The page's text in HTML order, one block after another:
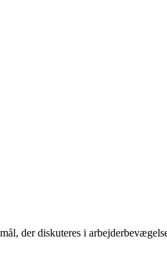
der diskuteres i